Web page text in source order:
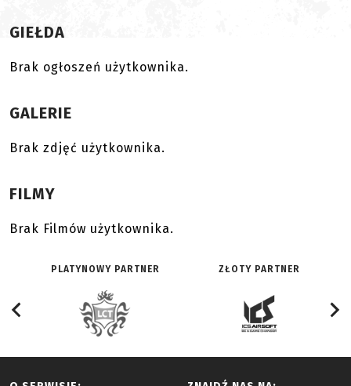
GIEŁDA
Brak ogłoszeń użytkownika.
GALERIE
Brak zdjęć użytkownika.
FILMY
Brak Filmów użytkownika.
PLATYNOWY PARTNER ZŁOTY PARTNER